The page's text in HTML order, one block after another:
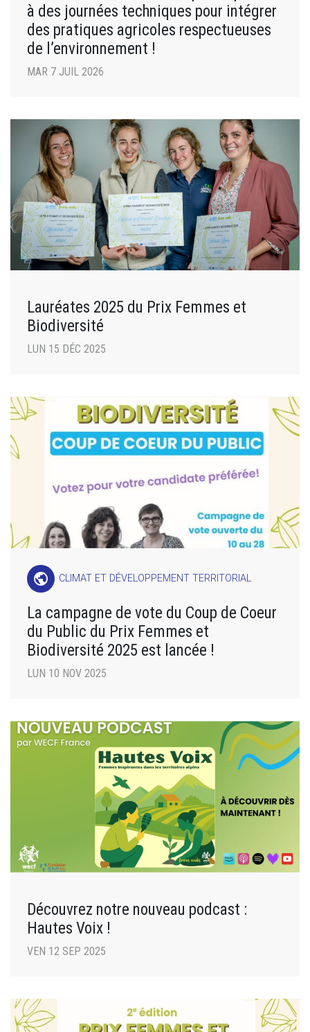
à des journées techniques pour intégrer
des pratiques agricoles respectueuses
de l’environnement !
MAR 7 JUIL 2026
Lauréates 2025 du Prix Femmes et
Biodiversité
LUN 15 DÉC 2025
public CLIMAT ET DÉVELOPPEMENT TERRITORIAL
La campagne de vote du Coup de Coeur
du Public du Prix Femmes et
Biodiversité 2025 est lancée !
LUN 10 NOV 2025
Découvrez notre nouveau podcast :
Hautes Voix !
VEN 12 SEP 2025